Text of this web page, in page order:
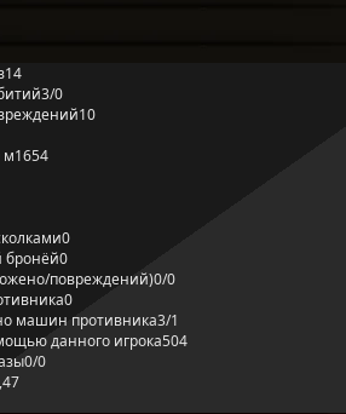
14
3/0
10
м1654
0
бронёй0
повреждений)0/0
0
машин противника3/1
данного игрока504
0/0